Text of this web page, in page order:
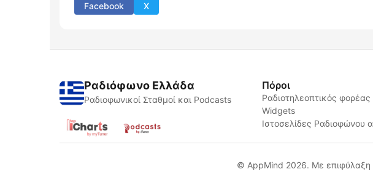
Facebook X
Ραδιόφωνο Ελλάδα
Ραδιοφωνικοί Σταθμοί και Podcasts
Πόροι
Ραδιοτηλεοπτικός φορέας
Widgets
Ιστοσελίδες Ραδιοφώνου
© AppMind 2026. Με επιφύλαξη